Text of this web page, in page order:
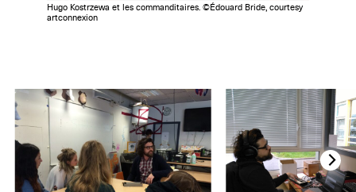
Hugo Kostrzewa et les commanditaires. ©Édouard Bride, courtesy
artconnexion